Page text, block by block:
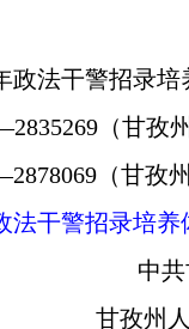
政法干警招录
（甘孜
（甘孜
法干警招录培
中
甘孜